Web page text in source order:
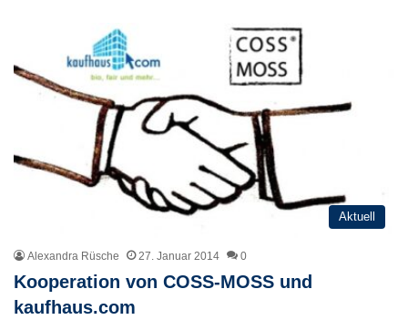
Aktuell
Alexandra Rüsche 27. Januar 2014 0
Kooperation von COSS-MOSS und
kaufhaus.com